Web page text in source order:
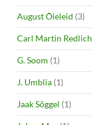
August Õieleid (3)
Carl Martin Redlich
G. Soom (1)
J. Umblia (1)
Jaak Sõggel (1)